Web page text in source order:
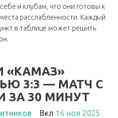
и клубам, что они готовы к
расслабленности. Каждый
в таблице может решить
«КАМАЗ»
3:3 — МАТЧ С
ЗА 30 МИНУТ
Вкл 16 ноя 2025